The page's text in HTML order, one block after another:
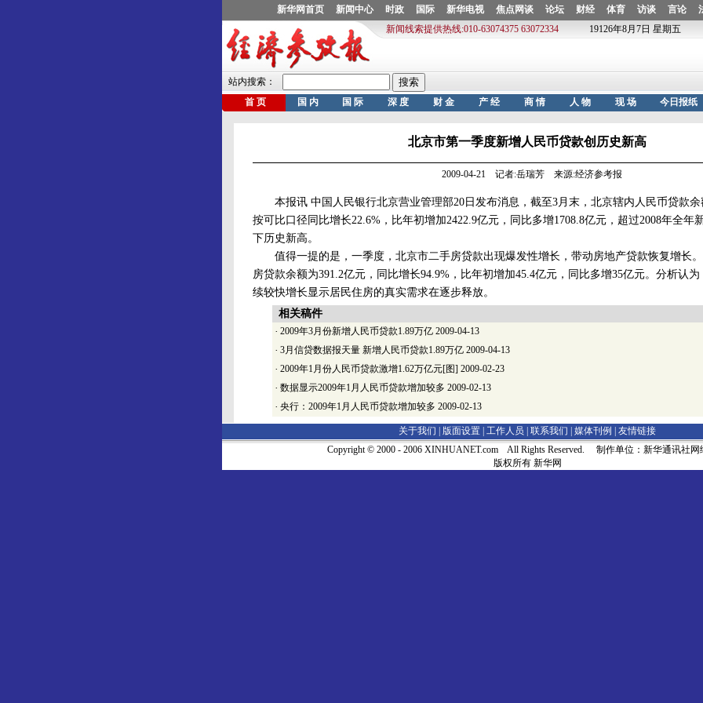
北京市第一季度新增人民币贷款创历史新高
2009-04-21 记者:岳瑞芳 来源:经济参考报
本报讯 中国人民银行北京营业管理部20日发布消息，截至3月末，北京辖内人民币贷款余
按可比口径同比增长22.6%，比年初增加2422.9亿元，同比多增1708.8亿元，超过2008年全年
下历史新高。
值得一提的是，一季度，北京市二手房贷款出现爆发性增长，带动房地产贷款恢复增长
房贷款余额为391.2亿元，同比增长94.9%，比年初增加45.4亿元，同比多增35亿元。分析认
续较快增长显示居民住房的真实需求在逐步释放。
相关稿件
· 2009年3月份新增人民币贷款1.89万亿 2009-04-13
· 3月信贷数据报天量 新增人民币贷款1.89万亿 2009-04-13
· 2009年1月份人民币贷款激增1.62万亿元[图] 2009-02-23
· 数据显示2009年1月人民币贷款增加较多 2009-02-13
· 央行：2009年1月人民币贷款增加较多 2009-02-13
关于我们 | 版面设置 工作人员 联系我们 媒体刊例
友情链接
Copyright © 2000 - 2006 XINHUANET.com All Rights Reserved. 制作单位：新华通讯社网
版权所有 新华网